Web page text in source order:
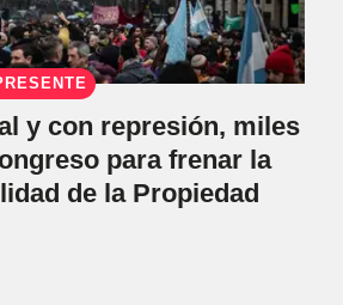
y con represión, miles
para frenar la
de la Propiedad